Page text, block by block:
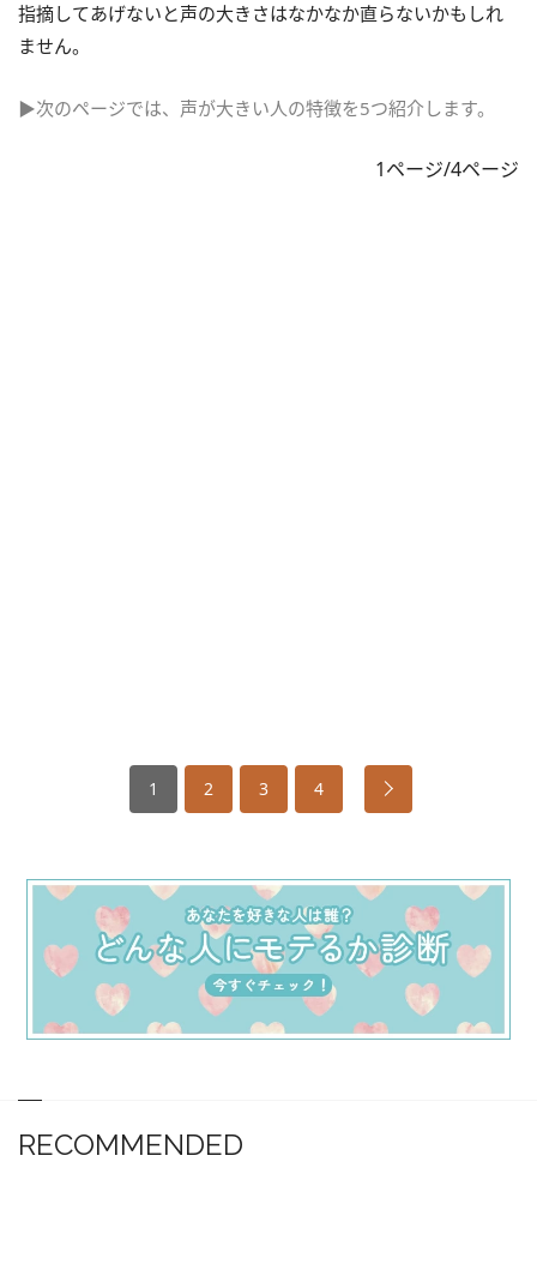
指摘してあげないと声の大きさはなかなか直らないかもしれ
ません。
▶次のページでは、声が大きい人の特徴を5つ紹介します。
1ページ/4ページ
1 2 3 4
RECOMMENDED